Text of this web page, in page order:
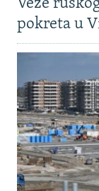
Veze
pokreta u